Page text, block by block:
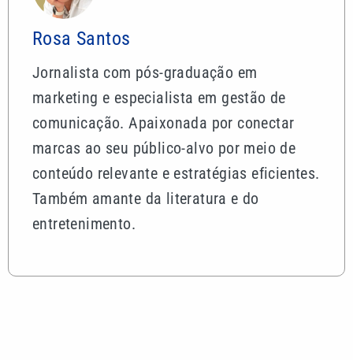
Rosa Santos
Jornalista com pós-graduação em
marketing e especialista em gestão de
comunicação. Apaixonada por conectar
marcas ao seu público-alvo por meio de
conteúdo relevante e estratégias eficientes.
Também amante da literatura e do
entretenimento.